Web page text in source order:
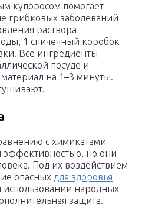
купоросом помогает
грибковых заболеваний
раствора
1 спичечный коробок
Все ингредиенты
посуде и
на 1–3 минуты.
с химикатами
но они
Под их воздействием
опасных для здоровья
использовании народных
защита.